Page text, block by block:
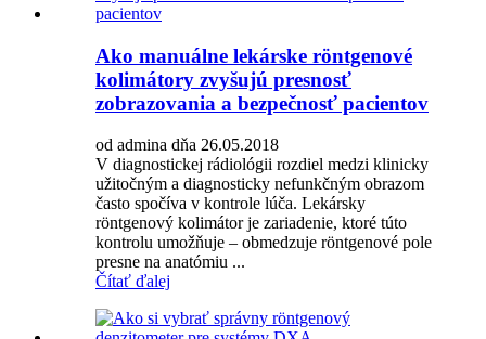
Ako manuálne lekárske röntgenové
kolimátory zvyšujú presnosť
zobrazovania a bezpečnosť pacientov
od admina dňa 26.05.2018
V diagnostickej rádiológii rozdiel medzi klinicky
užitočným a diagnosticky nefunkčným obrazom
často spočíva v kontrole lúča. Lekársky
röntgenový kolimátor je zariadenie, ktoré túto
kontrolu umožňuje – obmedzuje röntgenové pole
presne na anatómiu ...
Čítať ďalej